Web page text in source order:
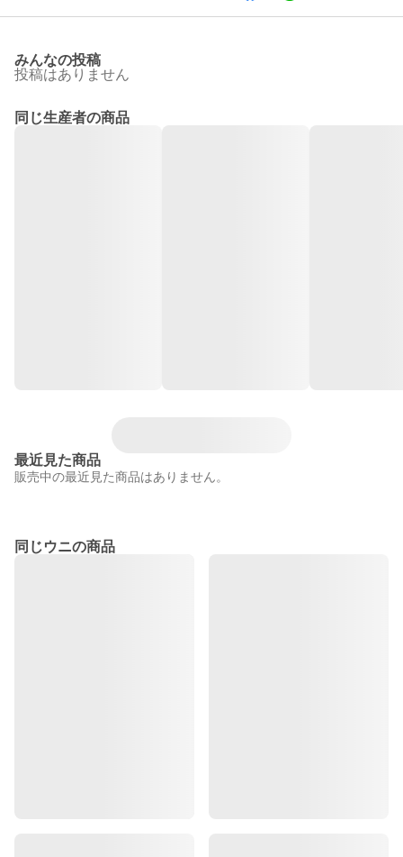
みんなの投稿
投稿はありません
同じ生産者の商品
最近見た商品
販売中の最近見た商品はありません。
同じウニの商品